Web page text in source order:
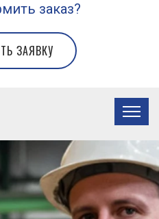
заказ?
ЗАЯВКУ